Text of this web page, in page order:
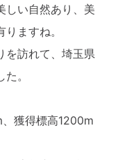
しい自然あり、美
ますね。
を訪れて、埼玉県
。
獲得標高1200m